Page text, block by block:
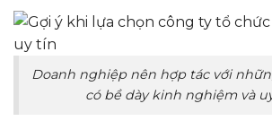
Doanh nghiệp nên hợp tác với
có bề dày kinh nghiệm và